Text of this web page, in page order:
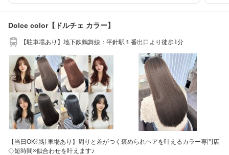
Dolce color【ドルチェ カラー】
【駐車場あり】地下鉄鶴舞線：平針駅１番出口より徒歩1分
【当日OK◎駐車場あり】周りと差がつく褒められヘアを叶えるカラー専門店
◇短時間×似合わせを叶えます♪